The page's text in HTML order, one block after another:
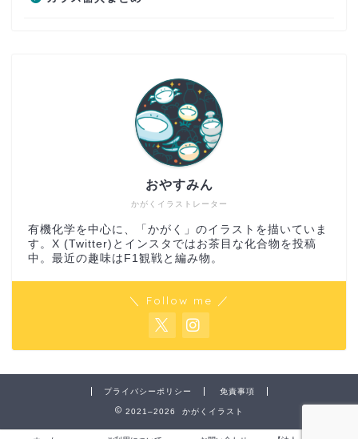
かがくイラストレーター
おやすみん
有機化学を中心に、「かがく」のイラストを描いていま
す。X (Twitter)とインスタではお茶目な化合物を投稿
中。最近の趣味はF1観戦と編み物。
＼ Follow me ／
プライバシーポリシー 免責事項
2021–2026 かがくイラスト